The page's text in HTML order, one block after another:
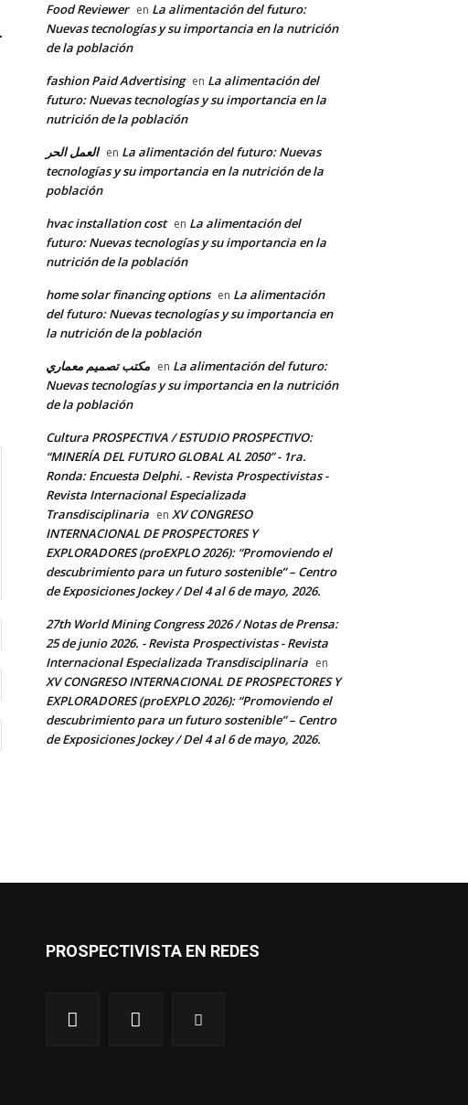
Nombre:*
electrónico:*
web:
Food Reviewer en La alimentación del futuro:
Nuevas tecnologías y su importancia en la nutrición
de la población
fashion Paid Advertising en La alimentación del
futuro: Nuevas tecnologías y su importancia en la
nutrición de la población
العمل الحر en La alimentación del futuro: Nuevas
tecnologías y su importancia en la nutrición de la
población
hvac installation cost en La alimentación del
futuro: Nuevas tecnologías y su importancia en la
nutrición de la población
home solar financing options en La alimentación
del futuro: Nuevas tecnologías y su importancia en
la nutrición de la población
مكتب تصميم معماري en La alimentación del futuro:
Nuevas tecnologías y su importancia en la nutrición
de la población
Cultura PROSPECTIVA / ESTUDIO PROSPECTIVO:
“MINERÍA DEL FUTURO GLOBAL AL 2050” - 1ra.
Ronda: Encuesta Delphi. - Revista Prospectivistas -
Revista Internacional Especializada
Transdisciplinaria en XV CONGRESO
INTERNACIONAL DE PROSPECTORES Y
EXPLORADORES (proEXPLO 2026): “Promoviendo el
descubrimiento para un futuro sostenible” – Centro
de Exposiciones Jockey / Del 4 al 6 de mayo, 2026.
27th World Mining Congress 2026 / Notas de Prensa:
25 de junio 2026. - Revista Prospectivistas - Revista
Internacional Especializada Transdisciplinaria en
XV CONGRESO INTERNACIONAL DE PROSPECTORES Y
EXPLORADORES (proEXPLO 2026): “Promoviendo el
descubrimiento para un futuro sostenible” – Centro
de Exposiciones Jockey / Del 4 al 6 de mayo, 2026.
PROSPECTIVISTA EN REDES